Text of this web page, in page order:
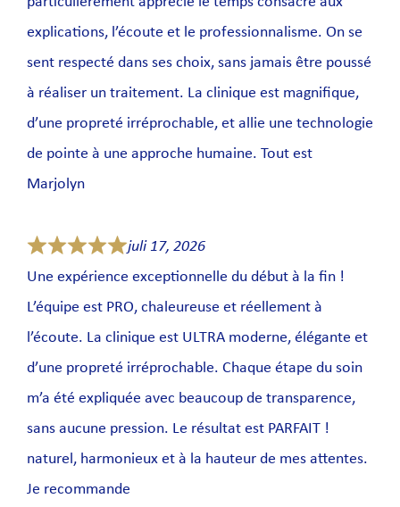
explications, l’écoute et le professionnalisme. On se
sent respecté dans ses choix, sans jamais être poussé
à réaliser un traitement. La clinique est magnifique,
d’une propreté irréprochable, et allie une technologie
de pointe à une approche humaine. Tout est
Marjolyn
juli 17, 2026
Une expérience exceptionnelle du début à la fin !
L’équipe est PRO, chaleureuse et réellement à
l’écoute. La clinique est ULTRA moderne, élégante et
d’une propreté irréprochable. Chaque étape du soin
m’a été expliquée avec beaucoup de transparence,
sans aucune pression. Le résultat est PARFAIT !
naturel, harmonieux et à la hauteur de mes attentes.
Je recommande